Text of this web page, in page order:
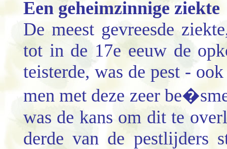
Een geheimzinnige ziekte
De meest gevreesde
tot in de 17e eeuw de
teisterde, was de pest -
men met deze zeer
was de kans om dit te
derde van de pestlijders